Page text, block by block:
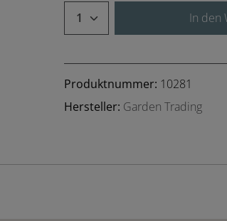
Produkt Anzahl:In den
Produktnummer: 10281
Hersteller: Garden Trading